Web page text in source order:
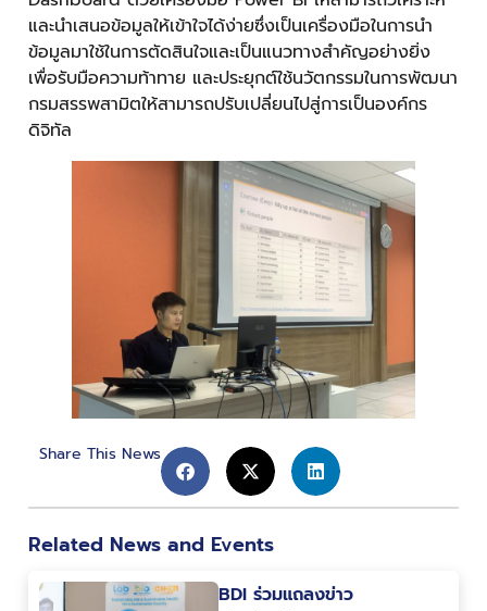
และนำเสนอข้อมูลให้เข้าใจได้ง่ายซึ่งเป็นเครื่องมือในการนำ
ข้อมูลมาใช้ในการตัดสินใจและเป็นแนวทางสำคัญอย่างยิ่ง
เพื่อรับมือความท้าทาย และประยุกต์ใช้นวัตกรรมในการพัฒนา
กรมสรรพสามิตให้สามารถปรับเปลี่ยนไปสู่การเป็นองค์กร
ดิจิทัล
Share This News
Related News and Events
BDI ร่วมแถลงข่าว